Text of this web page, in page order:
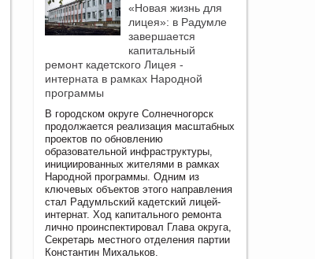
«Новая жизнь для
лицея»: в Радумле
завершается
капитальный
ремонт кадетского Лицея -
интерната в рамках Народной
программы
В городском округе Солнечногорск
продолжается реализация масштабных
проектов по обновлению
образовательной инфраструктуры,
инициированных жителями в рамках
Народной программы. Одним из
ключевых объектов этого направления
стал Радумльский кадетский лицей-
интернат. Ход капитального ремонта
лично проинспектировал Глава округа,
Секретарь местного отделения партии
Константин Михальков.